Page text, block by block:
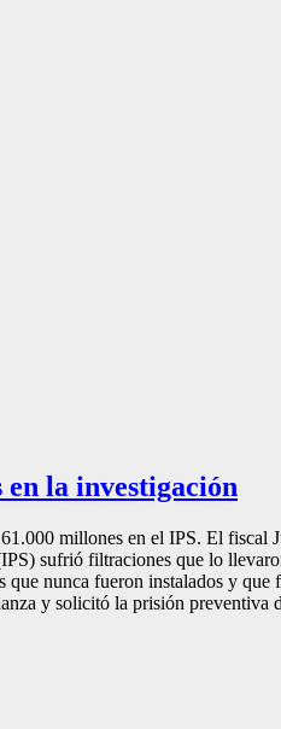
la investigación
millones en el IPS. El fiscal
sufrió filtraciones que lo
nunca fueron instalados y
y solicitó la prisión preventiva